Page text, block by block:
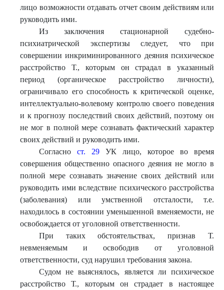
лицо возможности отдавать отчет своим действиям или
руководить ими.
Из заключения стационарной судебно-
психиатрической экспертизы следует, что при
совершении инкриминированного деяния психическое
расстройство Т., которым он страдал в указанный
период (органическое расстройство личности),
ограничивало его способность к критической оценке,
интеллектуально-волевому контролю своего поведения
и к прогнозу последствий своих действий, поэтому он
не мог в полной мере сознавать фактический характер
своих действий и руководить ими.
Согласно ст. 29УК лицо, которое во время
совершения общественно опасного деяния не могло в
полной мере сознавать значение своих действий или
руководить ими вследствие психического расстройства
(заболевания) или умственной отсталости, т.е.
находилось в состоянии уменьшенной вменяемости, не
освобождается от уголовной ответственности.
При таких обстоятельствах, признав Т.
невменяемым и освободив от уголовной
ответственности, суд нарушил требования закона.
Судом не выяснялось, является ли психическое
расстройство Т., которым он страдает в настоящее